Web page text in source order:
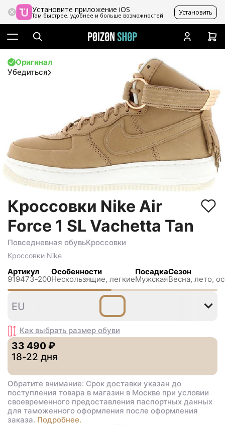
Установите приложение iOS
Там быстрее, удобнее и больше возможностей Установить
Оригинал
Убедиться
Кроссовки Nike Air
Force 1 SL Vachetta Tan
Повседневная обувьКроссовки
Кроссовки Nike
Артикул
919473-200
Особенности
Нескользящиe, легкие
Посадка
Мужская
Сезон
Весна, лето,
EU
Как выбрать размер обуви
33 490 ₽
18-22 дня
Обратите внимание: Срок доставки указан до
поступления товара в магазин в Москве при условии
своевременного предоставления паспортных данных
для таможенного оформления после оформления
заказа. Подробнее.